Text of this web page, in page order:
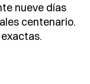
nueve días
centenario.